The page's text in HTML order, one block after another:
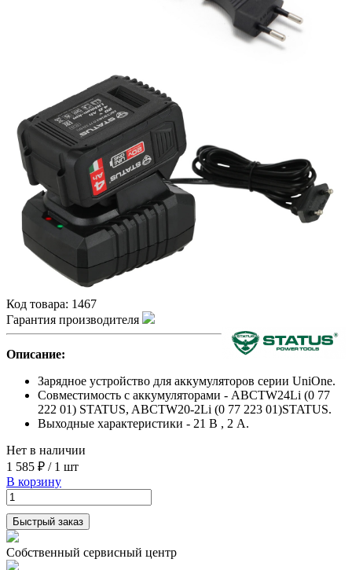
Код товара: 1467
Гарантия производителя
Описание:
Зарядное устройство для аккумуляторов серии UniOne.
Совместимость с аккумуляторами - ABCTW24Li (0 77
222 01) STATUS, ABCTW20-2Li (0 77 223 01)STATUS.
Выходные характеристики - 21 В , 2 А.
Нет в наличии
1 585 ₽ / 1 шт
В корзину
Быстрый заказ
Собственный сервисный центр